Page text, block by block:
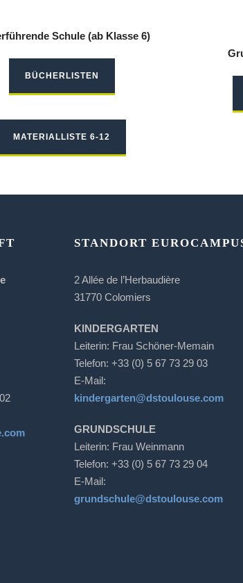
Schule (ab Klasse 6)
BÜCHERLISTEN
MATERIALLISTE 6-12
STANDORT
2 Allée de l’Herbaudière
31770 Colomiers
KINDERGARTEN
Leiterin: Frau Schöner-Memain
Telefon: +33 (0) 5 67 73 29 03
E-Mail:
kindergarten@dstoulouse.com
GRUNDSCHULE
Leiterin: Frau Weinmann
Telefon: +33 (0) 5 67 73 29 04
E-Mail:
grundschule@dstoulouse.com